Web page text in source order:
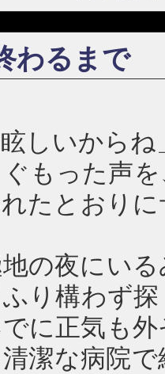
わるまで
眩しいからね
もった声
たとおり
の夜にい
り構わず
に正気も
潔な病院